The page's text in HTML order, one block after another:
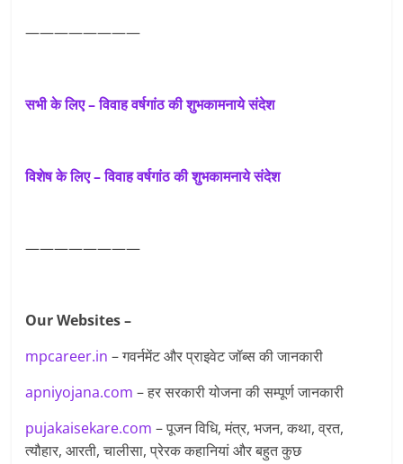
————————
सभी के लिए – विवाह वर्षगांठ की शुभकामनाये संदेश
विशेष के लिए – विवाह वर्षगांठ की शुभकामनाये संदेश
————————
Our Websites –
mpcareer.in – गवर्नमेंट और प्राइवेट जॉब्‍स की जानकारी
apniyojana.com – हर सरकारी योजना की सम्पूर्ण जानकारी
pujakaisekare.com – पूजन विधि, मंत्र, भजन, कथा, व्रत,
त्यौहार, आरती, चालीसा, प्रेरक कहानियां और बहुत कुछ